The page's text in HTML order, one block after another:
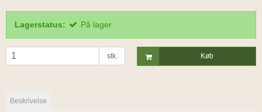
Lagerstatus: På lager
stk. Køb
Beskrivelse